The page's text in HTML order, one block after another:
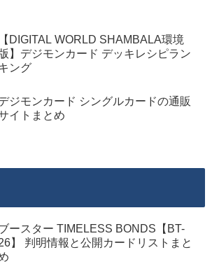
【DIGITAL WORLD SHAMBALA環境
】デジモンカード デッキレシピラン
ング
ジモンカード シングルカードの通販
イトまとめ
ースター TIMELESS BONDS【BT-
】 判明情報と公開カードリストまと